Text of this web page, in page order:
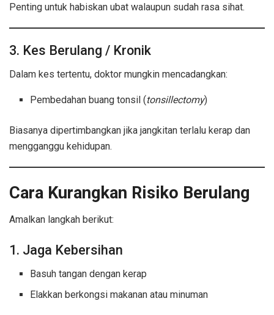
Penting untuk habiskan ubat walaupun sudah rasa sihat.
3. Kes Berulang / Kronik
Dalam kes tertentu, doktor mungkin mencadangkan:
Pembedahan buang tonsil (tonsillectomy)
Biasanya dipertimbangkan jika jangkitan terlalu kerap dan
mengganggu kehidupan.
Cara Kurangkan Risiko Berulang
Amalkan langkah berikut:
1. Jaga Kebersihan
Basuh tangan dengan kerap
Elakkan berkongsi makanan atau minuman